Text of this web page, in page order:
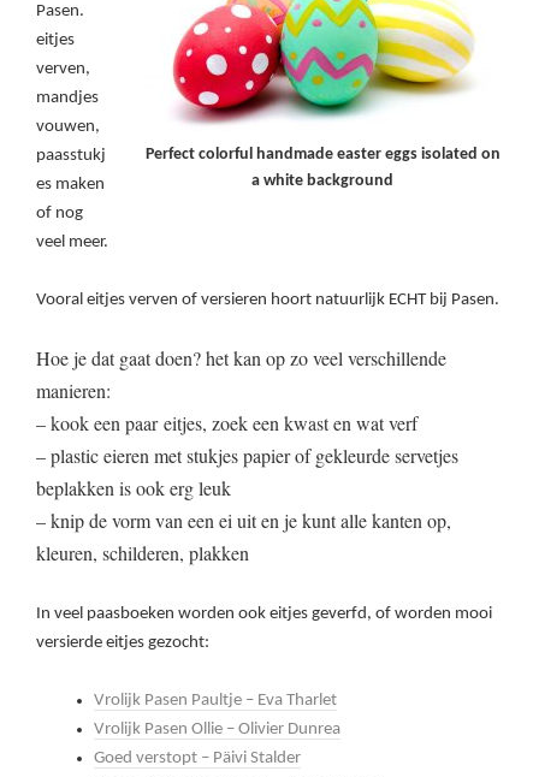
Perfect colorful handmade easter eggs isolated on
a white background
Pasen.
eitjes
verven,
mandjes
vouwen,
paasstukj
es maken
of nog
veel meer.
Vooral eitjes verven of versieren hoort natuurlijk ECHT bij Pasen.
Hoe je dat gaat doen? het kan op zo veel verschillende
manieren:
– kook een paar eitjes, zoek een kwast en wat verf
– plastic eieren met stukjes papier of gekleurde servetjes
beplakken is ook erg leuk
– knip de vorm van een ei uit en je kunt alle kanten op,
kleuren, schilderen, plakken
In veel paasboeken worden ook eitjes geverfd, of worden mooi
versierde eitjes gezocht:
Vrolijk Pasen Paultje – Eva Tharlet
Vrolijk Pasen Ollie – Olivier Dunrea
Goed verstopt – Päivi Stalder